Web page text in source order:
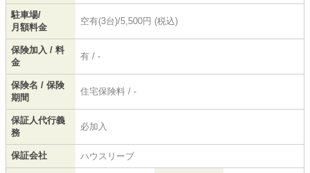
駐車場/
月額料金
空有(3台)/5,500円 (税込)
保険加入 / 料
金
有 / -
保険名 / 保険
期間
住宅保険料 / -
保証人代行義
務
必加入
保証会社 ハウスリーブ